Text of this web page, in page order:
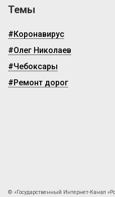
Темы
#Коронавирус
#Олег Николаев
#Чебоксары
#Ремонт дорог
© «Государственный Интернет-Канал